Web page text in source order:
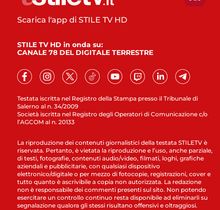
Testata iscritta nel Registro della Stampa presso il Tribunale di
Salerno al n. 34/2009
Società iscritta nel Registro degli Operatori di Comunicazione c/o
l’AGCOM al n. 20133
Scarica l'app di STILE TV HD
STILE TV HD in onda su:
CANALE 78 DEL DIGITALE TERRESTRE
La riproduzione dei contenuti giornalistici della testata STILETV è
riservata. Pertanto, è vietata la riproduzione e l’uso, anche parziale,
di testi, fotografie, contenuti audio/video, filmati, loghi, grafiche
aziendali e pubblicitarie, con qualsiasi dispositivo
elettronico/digitale o per mezzo di fotocopie, registrazioni, cover e
tutto quanto è ascrivibile a copia non autorizzata. La redazione
non è responsabile dei commenti presenti sul sito. Non potendo
esercitare un controllo continuo resta disponibile ad eliminarli su
segnalazione qualora gli stessi risultano offensivi e oltraggiosi.